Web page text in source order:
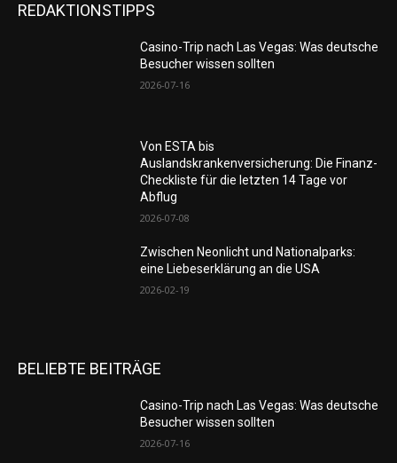
REDAKTIONSTIPPS
Casino-Trip nach Las Vegas: Was deutsche
Besucher wissen sollten
2026-07-16
Von ESTA bis
Auslandskrankenversicherung: Die Finanz-
Checkliste für die letzten 14 Tage vor
Abflug
2026-07-08
Zwischen Neonlicht und Nationalparks:
eine Liebeserklärung an die USA
2026-02-19
BELIEBTE BEITRÄGE
Casino-Trip nach Las Vegas: Was deutsche
Besucher wissen sollten
2026-07-16